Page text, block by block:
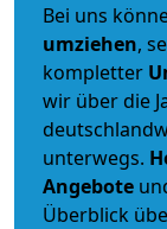
Bei uns
umziehen,
kompletter
wir über die
unterwegs.
Angebote
Überblick